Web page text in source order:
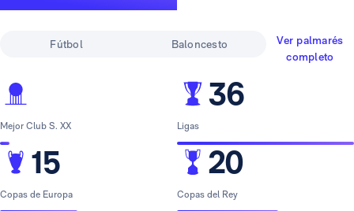
Fútbol Baloncesto
Ver palmarés
completo
Mejor Club S. XX
15
Copas de Europa
36
Ligas
20
Copas del Rey